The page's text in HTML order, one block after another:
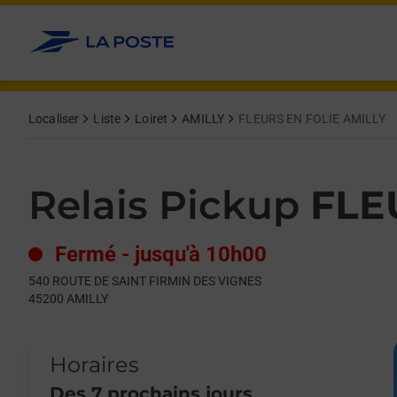
Allez au contenu
Localiser Liste Loiret AMILLY FLEURS EN FOLIE AMILLY
Relais Pickup
Fermé - jusqu'à 10h00
540 ROUTE DE SAINT FIRMIN DES VIGNES
45200 AMILLY
Horaires
Day of the WeekHours
Get directions to Relais Pickup at 540 ROUTE DE SAINT FIRMIN
lien s'ouvre dans un nouvel onglet